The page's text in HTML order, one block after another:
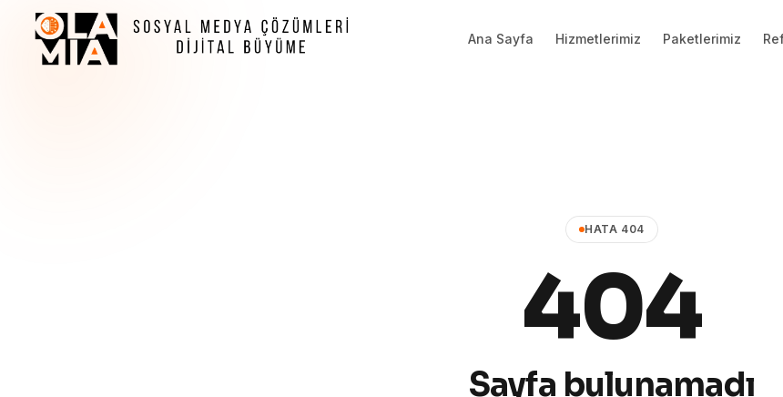
Ana Sayfa Hizmetlerimiz Paketlerimiz
HATA 404
404
Sayfa bulunamadı